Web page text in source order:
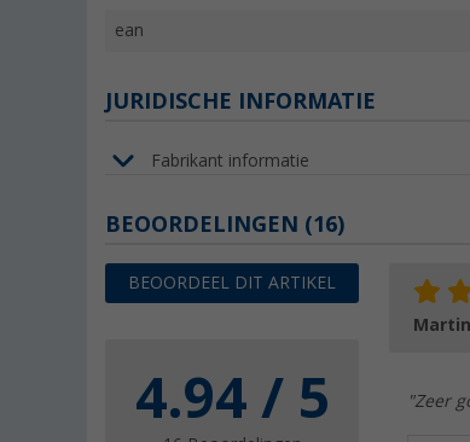
ean
JURIDISCHE INFORMATIE
Fabrikant informatie
BEOORDELINGEN (16)
BEOORDEEL DIT ARTIKEL
4.94 / 5 "Zeer